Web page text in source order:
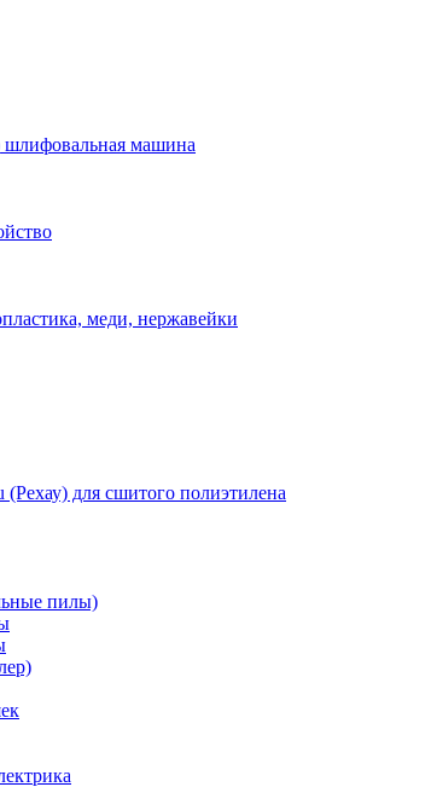
шлифовальная машина
меди, нержавейки
для сшитого полиэтилена
пилы)